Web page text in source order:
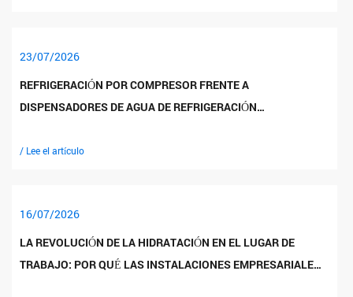
23/07/2026
REFRIGERACIÓN POR COMPRESOR FRENTE A
DISPENSADORES DE AGUA DE REFRIGERACIÓN
RENDIMIENTO Y COSTOS
/ Lee el artículo
16/07/2026
LA REVOLUCIÓN DE LA HIDRATACIÓN EN EL LUGAR DE
TRABAJO: POR QUÉ LAS INSTALACIONES EMPRESARIALES